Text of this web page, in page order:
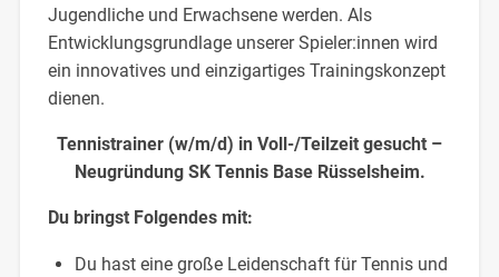
Jugendliche und Erwachsene werden. Als
Entwicklungsgrundlage unserer Spieler:innen wird
ein innovatives und einzigartiges Trainingskonzept
dienen.
Tennistrainer (w/m/d) in Voll-/Teilzeit gesucht –
Neugründung SK Tennis Base Rüsselsheim.
Du bringst Folgendes mit:
Du hast eine große Leidenschaft für Tennis und